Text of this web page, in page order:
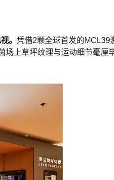
。 凭借2颗全球⾸发的MCL39
上草坪纹理与运动细节毫厘